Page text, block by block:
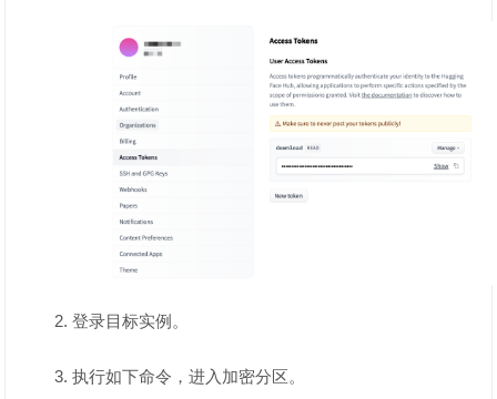
登录目标实例。
执行如下命令，进入加密分区。